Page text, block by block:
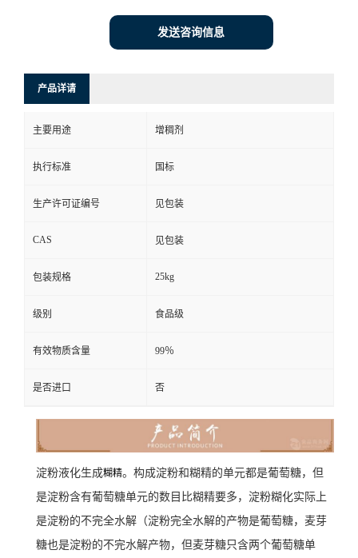
发送咨询信息
产品详请
主要用途 增稠剂
执行标准 国标
生产许可证编号 见包装
CAS 见包装
包装规格 25kg
级别 食品级
有效物质含量 99％
是否进口 否
淀粉液化生成糊精。构成淀粉和糊精的单元都是葡萄糖，但
是淀粉含有葡萄糖单元的数目比糊精要多，淀粉糊化实际上
是淀粉的不完全水解（淀粉完全水解的产物是葡萄糖，麦芽
糖也是淀粉的不完水解产物，但麦芽糖只含两个葡萄糖单